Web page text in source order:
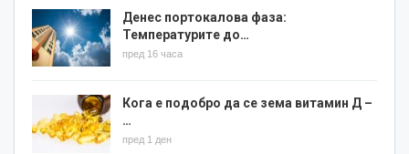
Денес портокалова фаза:
Температурите до…
пред 16 часа
Кога е подобро да се зема витамин Д –
…
пред 1 ден